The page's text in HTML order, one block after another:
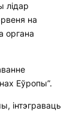
лідар
на
органа
Еўропы”.
інтэграваць